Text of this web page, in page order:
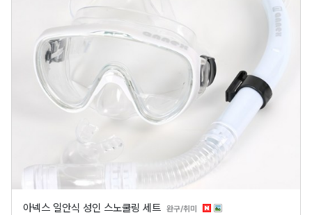
아넥스 일안식 성인 스노쿨링 세트 완구/취미 분류